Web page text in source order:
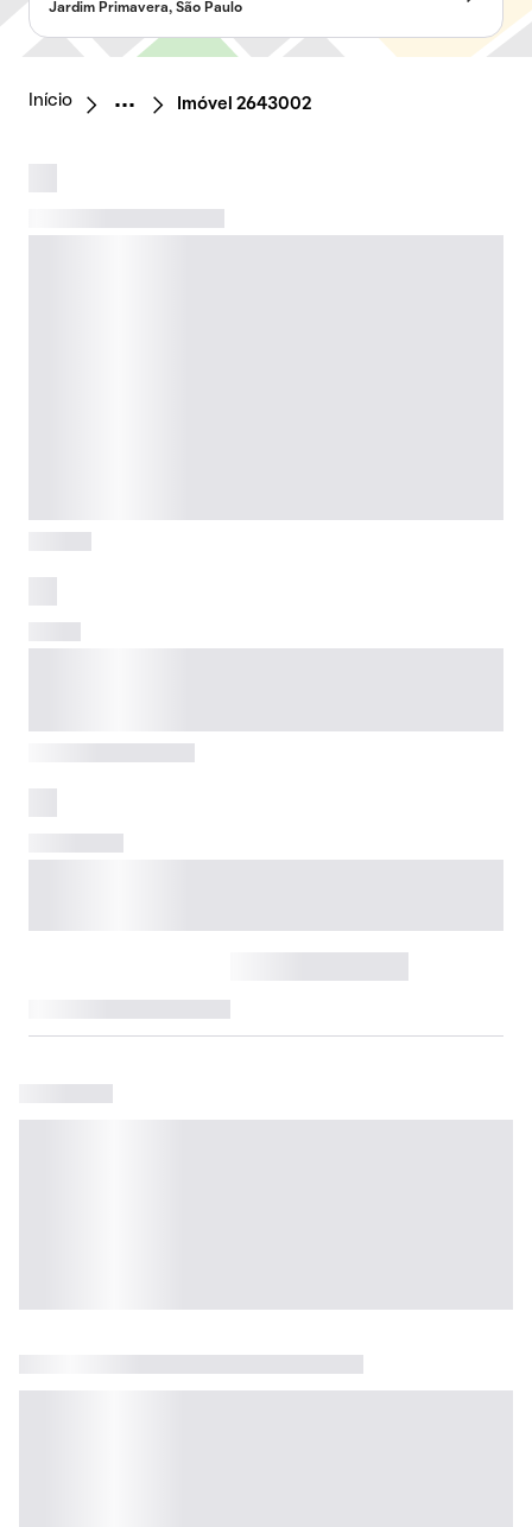
Jardim Primavera, São Paulo
Início Imóvel 2643002